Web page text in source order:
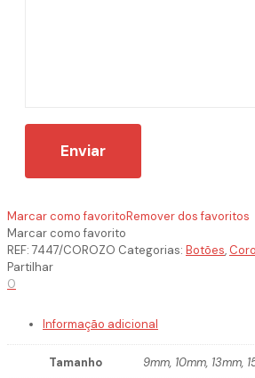
Marcar como favoritoRemover dos favoritos
Marcar como favorito
REF: 7447/COROZO Categorias: Botões,
Partilhar
0
Informação adicional
Tamanho 9mm, 10mm, 13mm,